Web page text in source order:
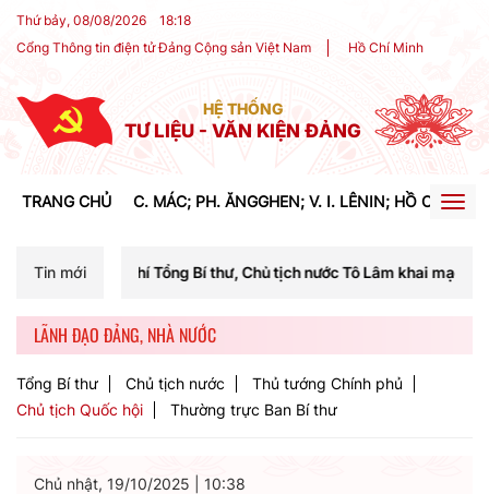
Thứ bảy, 08/08/2026 18:18
Cổng Thông tin điện tử Đảng Cộng sản Việt Nam
Hồ Chí Minh
HỆ THỐNG
TƯ LIỆU - VĂN KIỆN ĐẢNG
TRANG CHỦ C. MÁC; PH. ĂNGGHEN; V. I. LÊNIN; HỒ CHÍ
Tin mới
Tổng Bí thư, Chủ tịch nước Tô Lâm khai mạc Hội nghị Trung ương
LÃNH ĐẠO ĐẢNG, NHÀ NƯỚC
Tổng Bí thư Chủ tịch nước
Thủ tướng Chính phủ
Chủ tịch Quốc hội
Thường trực Ban Bí thư
Chủ nhật, 19/10/2025 10:38